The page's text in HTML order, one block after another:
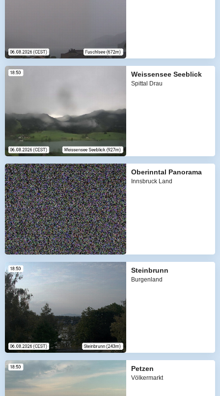
Weissensee Seeblick
Spittal Drau
Oberinntal Panorama
Innsbruck Land
Steinbrunn
Burgenland
Petzen
Völkermarkt